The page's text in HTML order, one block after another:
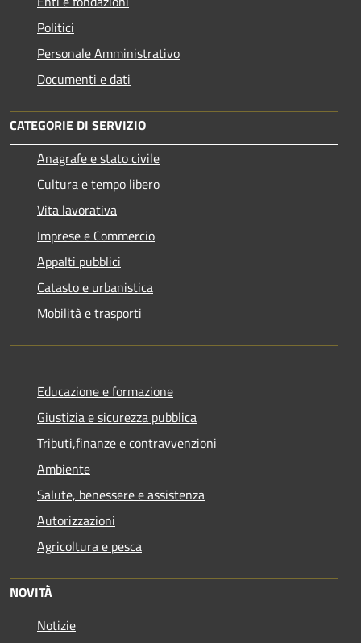
Politici
Personale Amministrativo
Documenti e dati
CATEGORIE DI SERVIZIO
Anagrafe e stato civile
Cultura e tempo libero
Vita lavorativa
Imprese e Commercio
Appalti pubblici
Catasto e urbanistica
Mobilità e trasporti
Educazione e formazione
Giustizia e sicurezza pubblica
Tributi,finanze e contravvenzioni
Ambiente
Salute, benessere e assistenza
Autorizzazioni
Agricoltura e pesca
NOVITÀ
Notizie